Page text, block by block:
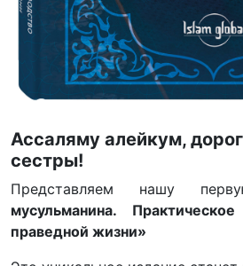
Ассаляму алейкум,
сестры!
Представляем нашу
мусульманина.
праведной жизни»